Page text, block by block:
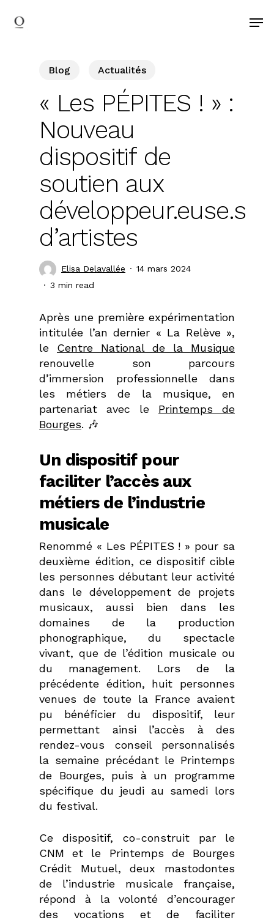
Blog Actualités
« Les PÉPITES ! » :
Nouveau
dispositif de
soutien aux
développeur.euse.s
d’artistes
Elisa Delavallée
14 mars 2024
3 min read
Après une première expérimentation
intitulée l’an dernier « La Relève »,
le Centre National de la Musique
renouvelle son parcours
d’immersion professionnelle dans
les métiers de la musique, en
partenariat avec le Printemps de
Bourges. 🎶
Un dispositif pour
faciliter l’accès aux
métiers de l’industrie
musicale
Renommé « Les PÉPITES ! » pour sa
deuxième édition, ce dispositif cible
les personnes débutant leur activité
dans le développement de projets
musicaux, aussi bien dans les
domaines de la production
phonographique, du spectacle
vivant, que de l’édition musicale ou
du management. Lors de la
précédente édition, huit personnes
venues de toute la France avaient
pu bénéficier du dispositif, leur
permettant ainsi l’accès à des
rendez-vous conseil personnalisés
la semaine précédant le Printemps
de Bourges, puis à un programme
spécifique du jeudi au samedi lors
du festival.
Ce dispositif, co-construit par le
CNM et le Printemps de Bourges
Crédit Mutuel, deux mastodontes
de l’industrie musicale française,
répond à la volonté d’encourager
des vocations et de faciliter